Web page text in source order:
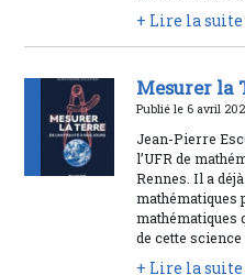
+ Lire la suite
Mesurer la
Publié le 6 avril
Jean-Pierre
l’UFR de
Rennes. Il a
mathématiques
mathématiques
de cette
+ Lire la suite